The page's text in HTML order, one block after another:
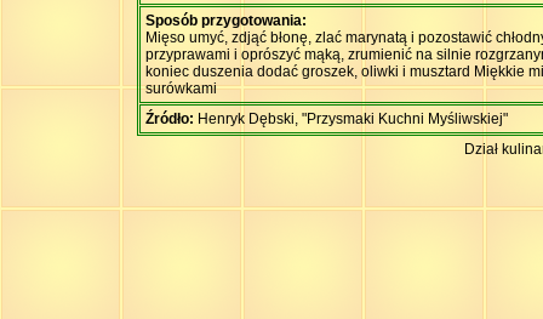
Sposób przygotowania:
Mięso umyć, zdjąć błonę, zlać marynatą i pozostawić
przyprawami i oprószyć mąką, zrumienić na silnie
koniec duszenia dodać groszek, oliwki i musztard Miękkie
surówkami
Źródło: Henryk Dębski, "Przysmaki Kuchni Myśliwskiej"
Dział